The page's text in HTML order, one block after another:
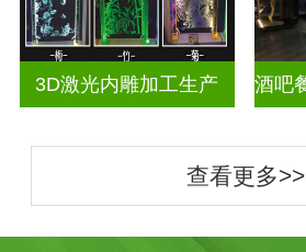
3D激光内雕加工生产
查看更多>>